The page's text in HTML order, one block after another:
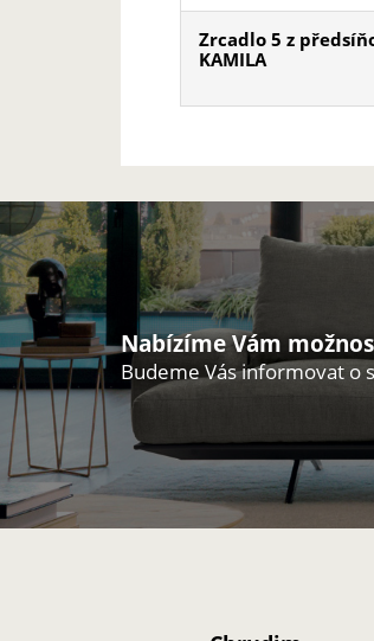
Zrcadlo 5 z
KAMILA
Nabízíme Vám
Budeme Vás informovat o